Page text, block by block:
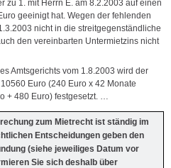
zu 1. mit Herrn E. am 8.2.2003 auf einen
geeinigt hat. Wegen der fehlenden
nicht in die streitgegenständliche
den vereinbarten Untermietzins nicht
Amtsgerichts vom 1.8.2003 wird der
Euro (240 Euro x 42 Monate
+ 480 Euro) festgesetzt. …
zum Mietrecht ist ständig im
Entscheidungen geben den
(siehe jeweiliges Datum vor
Sie sich deshalb über